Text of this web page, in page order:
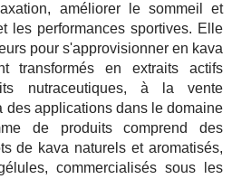
améliorer le sommeil et
les performances sportives. Elle
pour s'approvisionner en kava
transformés en extraits actifs
nutraceutiques, à la vente
des applications dans le domaine
de produits comprend des
de kava naturels et aromatisés,
commercialisés sous les